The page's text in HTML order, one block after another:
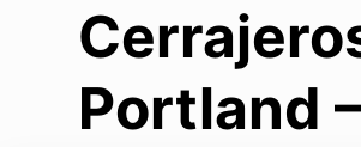
Portland